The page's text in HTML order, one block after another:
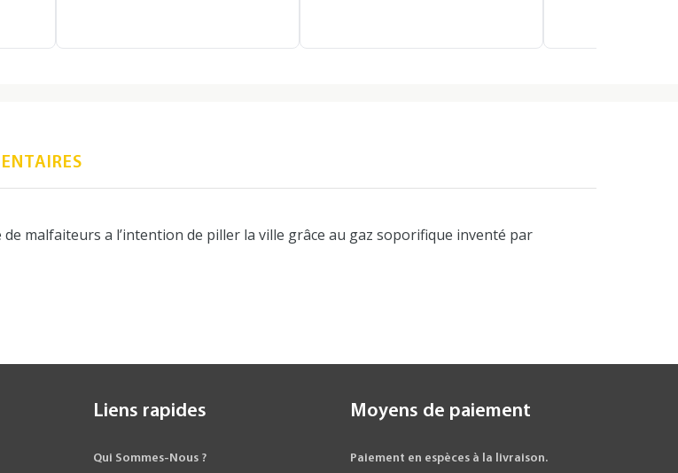
malfaiteurs a l’intention de piller la ville grâce au gaz soporifique inventé par
Liens rapides
Qui Sommes-Nous ?
Moyens de paiement
Paiement en espèces à la livraison.